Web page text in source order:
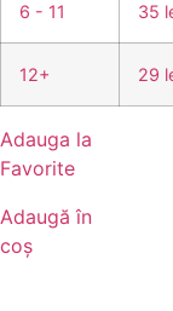
6 - 11 35
12+ 29
Adauga la
Favorite
Adaugă în
coș